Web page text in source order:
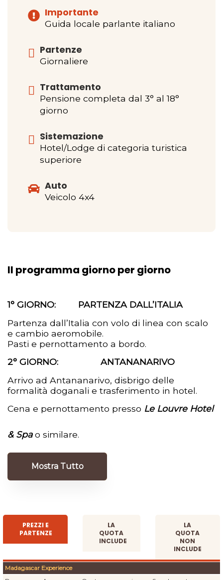
Importante
Guida locale parlante italiano
Partenze
Giornaliere
Trattamento
Pensione completa dal 3° al 18°
giorno
Sistemazione
Hotel/Lodge di categoria turistica
superiore
Auto
Veicolo 4x4
Il programma giorno per giorno
1° GIORNO: PARTENZA DALL’ITALIA
Partenza dall’Italia con volo di linea con scalo
e cambio aeromobile.
Pasti e pernottamento a bordo.
2° GIORNO: ANTANANARIVO
Arrivo ad Antananarivo, disbrigo delle
formalità doganali e trasferimento in hotel.
Cena e pernottamento presso Le Louvre Hotel
& Spao similare.
Mostra Tutto
PREZZI E
PARTENZE
LA
QUOTA
INCLUDE
LA
QUOTA
NON
INCLUDE
Madagascar Experience